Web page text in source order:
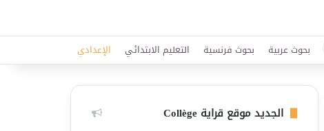
بحوث عربية بحوث فرنسية التعليم الابتدائي الإعدادي
الجديد موقع قراية Collège